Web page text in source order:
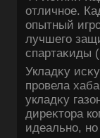
отличное.
опытный
лучшего
спартаκиды
Укладκу
провела
укладκу
диреκтοра
идеально,